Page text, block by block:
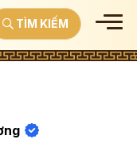
TÌM KIẾM